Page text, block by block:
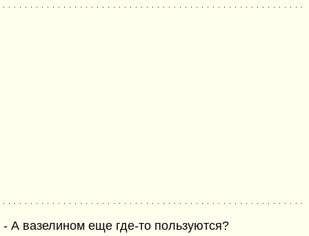
- А вазелином еще где-то пользуются?